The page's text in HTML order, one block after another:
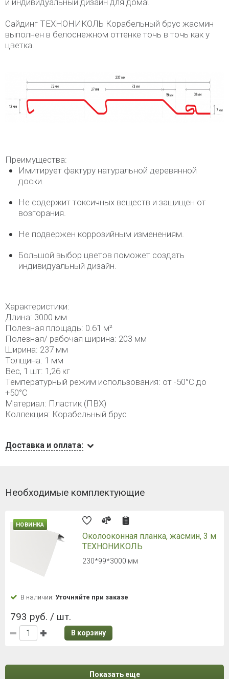
и индивидуальный дизайн для дома!
Сайдинг ТЕХНОНИКОЛЬ Корабельный брус жасмин
выполнен в белоснежном оттенке точь в точь как у
цветка.
Преимущества:
Имитирует фактуру натуральной деревянной
доски.
Не содержит токсичных веществ и защищен от
возгорания.
Не подвержен коррозийным изменениям.
Большой выбор цветов поможет создать
индивидуальный дизайн.
Характеристики:
Длина: 3000 мм
Полезная площадь: 0.61 м²
Полезная/ рабочая ширина: 203 мм
Ширина: 237 мм
Толщина: 1 мм
Вес, 1 шт: 1,26 кг
Температурный режим использования: от -50°С до
+50°С
Материал: Пластик (ПВХ)
Коллекция: Корабельный брус
Доставка и оплата:
Необходимые комплектующие
НОВИНКА
Околооконная планка, жасмин, 3 м
ТЕХНОНИКОЛЬ
230*99*3000 мм
В наличии: Уточняйте при заказе
793 руб. / шт.
В корзину
Показать еще